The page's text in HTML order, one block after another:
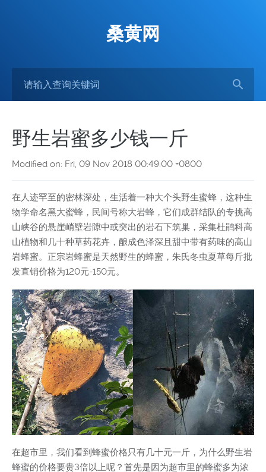
桑黄网
野生岩蜜多少钱一斤
Modified on: Fri, 09 Nov 2018 00:49:00 +0800
在人迹罕至的密林深处，生活着一种大个头野生蜜蜂，这种生
物学命名黑大蜜蜂，民间号称大岩蜂，它们成群结队的专挑高
山峡谷的悬崖峭壁岩隙中或突出的岩石下筑巢，采集杜鹃科高
山植物和几十种草药花卉，酿成色泽深且甜中带有药味的高山
岩蜂蜜。正宗岩蜂蜜是天然野生的蜂蜜，朱氏冬虫夏草每斤批
发直销价格为120元-150元。
在超市里，我们看到蜂蜜价格只有几十元一斤，为什么野生岩
蜂蜜的价格要贵3倍以上呢？首先是因为超市里的蜂蜜多为浓